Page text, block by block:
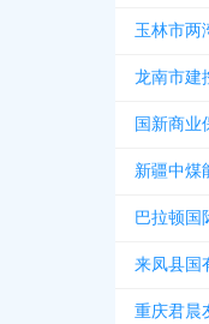
龙南市建
国新商业
新疆中煤
巴拉顿国
来凤县国
重庆君晨